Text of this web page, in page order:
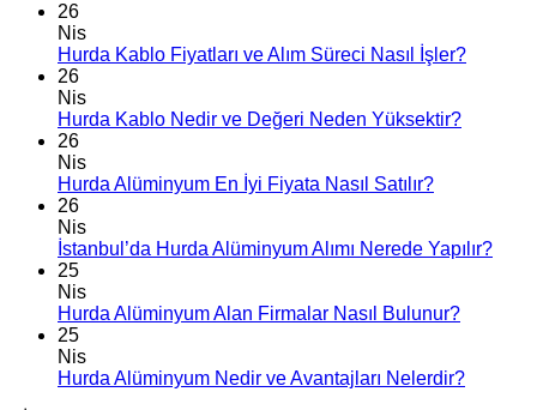
26
Nis
Hurda Kablo Fiyatları ve Alım Süreci Nasıl İşler?
26
Nis
Hurda Kablo Nedir ve Değeri Neden Yüksektir?
26
Nis
Hurda Alüminyum En İyi Fiyata Nasıl Satılır?
26
Nis
İstanbul’da Hurda Alüminyum Alımı Nerede Yapılır?
25
Nis
Hurda Alüminyum Alan Firmalar Nasıl Bulunur?
25
Nis
Hurda Alüminyum Nedir ve Avantajları Nelerdir?